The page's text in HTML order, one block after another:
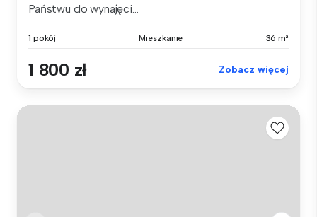
Państwu do wynajęci...
1 pokój Mieszkanie 36 m²
1 800 zł Zobacz więcej